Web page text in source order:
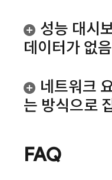
성능 대시
데이터가 없음
네트워크
는 방식으로
FAQ